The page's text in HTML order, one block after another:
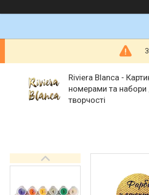
Riviera Blanca -
номерами та набори
творчості